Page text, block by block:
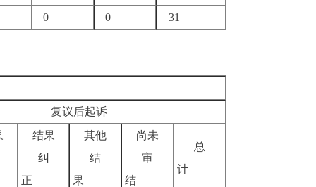
0
0 31
复议后起诉
结果
纠
正
其他
结
果
尚未
审
结
总
计